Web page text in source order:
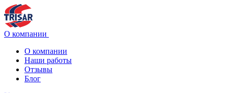
О компании
О компании
Наши работы
Отзывы
Блог